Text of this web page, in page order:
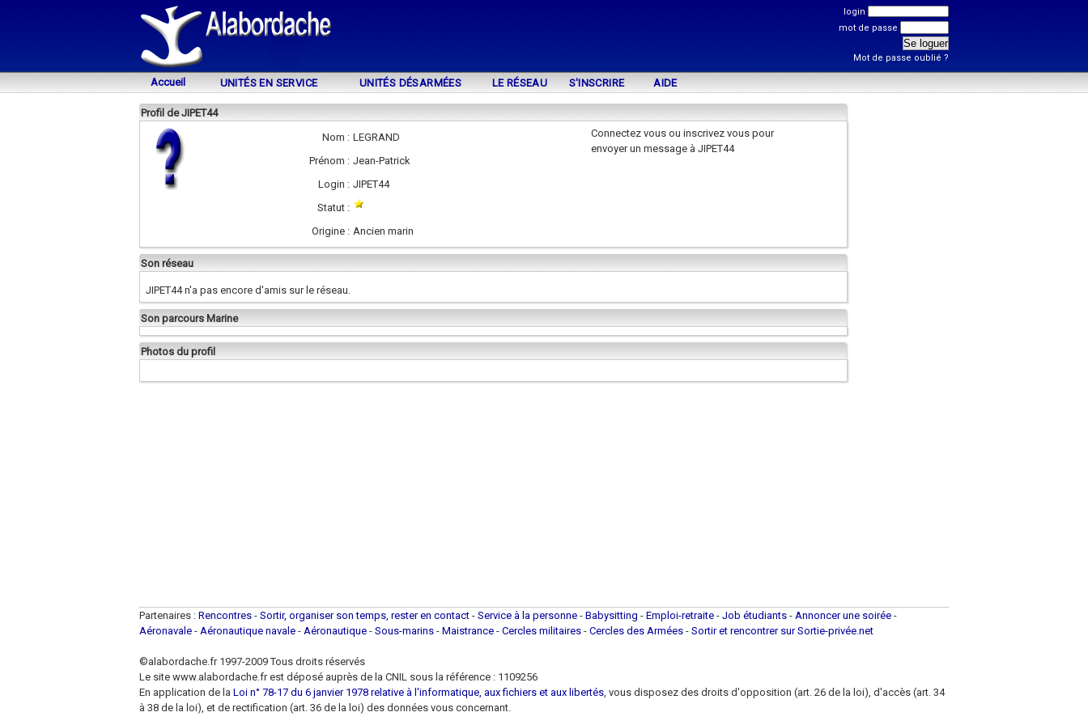
login
mot de passe
Mot de passe oublié ?
Accueil UNITÉS EN SERVICE UNITÉS DÉSARMÉES LE RÉSEAU S'INSCRIRE AIDE
Profil de JIPET44
Nom : LEGRAND
Prénom : Jean-Patrick
Login : JIPET44
Statut :
Origine : Ancien marin
Connectez vous ou inscrivez vous pour
envoyer un message à JIPET44
Son réseau
JIPET44 n'a pas encore d'amis sur le réseau.
Son parcours Marine
Photos du profil
Partenaires : Rencontres - Sortir, organiser son temps, rester en contact - Service à la personne - Babysitting - Emploi-retraite - Job étudiants - Annoncer une soirée -
Aéronavale - Aéronautique navale - Aéronautique - Sous-marins - Maistrance - Cercles militaires - Cercles des Armées - Sortir et rencontrer sur Sortie-privée.net
©alabordache.fr 1997-2009 Tous droits réservés
Le site www.alabordache.fr est déposé auprès de la CNIL sous la référence : 1109256
En application de la Loi n° 78-17 du 6 janvier 1978 relative à l'informatique, aux fichiers et aux libertés, vous disposez des droits d'opposition (art. 26 de la loi), d'accès (art. 34
à 38 de la loi), et de rectification (art. 36 de la loi) des données vous concernant.